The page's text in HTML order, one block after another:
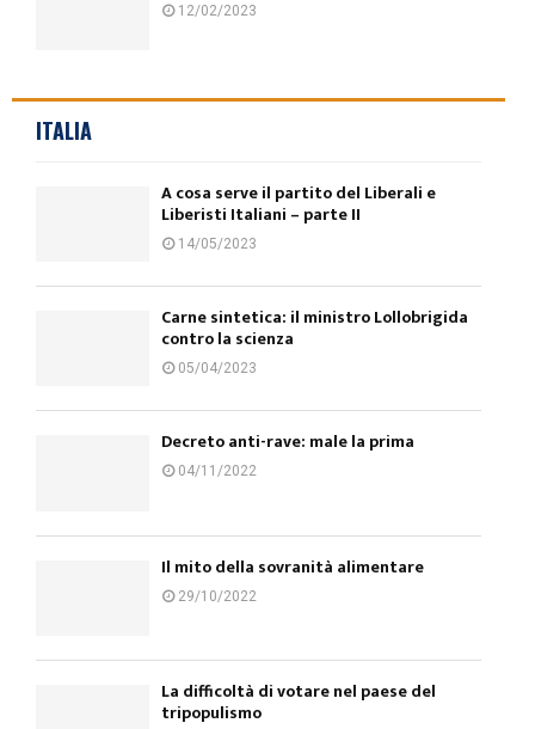
12/02/2023
ITALIA
A cosa serve il partito del Liberali e
Liberisti Italiani – parte II
14/05/2023
Carne sintetica: il ministro Lollobrigida
contro la scienza
05/04/2023
Decreto anti-rave: male la prima
04/11/2022
Il mito della sovranità alimentare
29/10/2022
La difficoltà di votare nel paese del
tripopulismo